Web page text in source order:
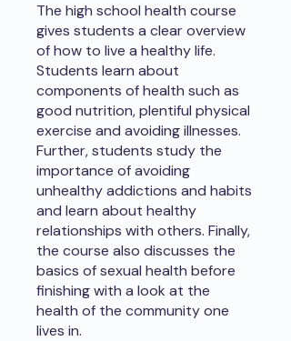
The high school health course
gives students a clear overview
of how to live a healthy life.
Students learn about
components of health such as
good nutrition, plentiful physical
exercise and avoiding illnesses.
Further, students study the
importance of avoiding
unhealthy addictions and habits
and learn about healthy
relationships with others. Finally,
the course also discusses the
basics of sexual health before
finishing with a look at the
health of the community one
lives in.